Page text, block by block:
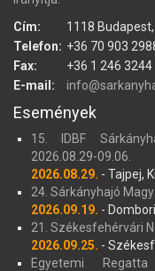
Cím:
1118 Budapest,
Telefon: +36 70 903
Fax:
+36 1 246 3244
E-mail:
Események
15. IDBF
2026.08.29-09.06.
2026.08.29. - Tajpej,
24. Sárkányhajó
2026.09.19. - Dombori
21. Székesfehérvári
2026.09.25. -
Egyetemi